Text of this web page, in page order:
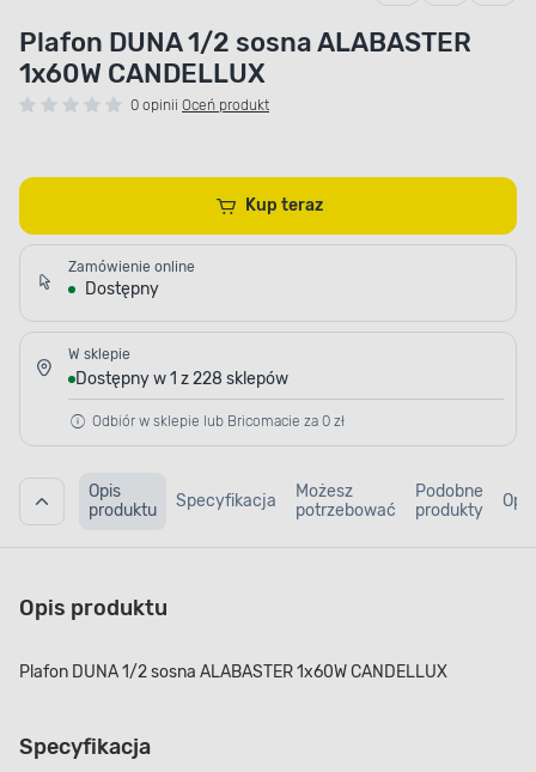
Plafon DUNA 1/2 sosna ALABASTER
1x60W CANDELLUX
0 opinii Oceń produkt
Kup teraz
Zamówienie online
Dostępny
W sklepie
Dostępny w 1 z 228 sklepów
Odbiór w sklepie lub Bricomacie za 0 zł
Opis
produktu
Specyfikacja
Możesz
potrzebować
Podobne
produkty
Opis produktu
Plafon DUNA 1/2 sosna ALABASTER 1x60W CANDELLUX
Specyfikacja